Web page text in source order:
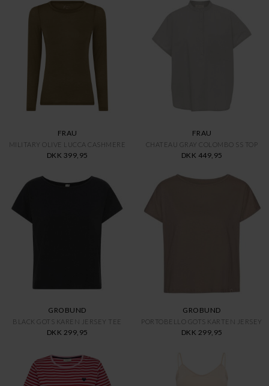
FRAU
MILITARY OLIVE LUCCA CASHMERE
DKK 399,95
FRAU
CHATEAU GRAY COLOMBO SS TOP
DKK 449,95
GROBUND
BLACK GOTS KAREN JERSEY TEE
DKK 299,95
GROBUND
PORTOBELLO GOTS KARTEN JERSEY
DKK 299,95